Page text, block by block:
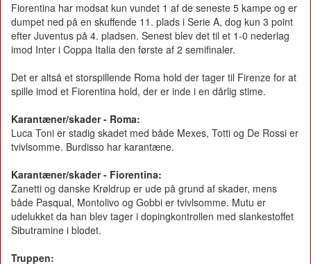
Fiorentina har modsat kun vundet 1 af de seneste 5 kampe og er
dumpet ned på en skuffende 11. plads i Serie A, dog kun 3 point
efter Juventus på 4. pladsen. Senest blev det til et 1-0 nederlag
imod Inter i Coppa Italia den første af 2 semifinaler.
Det er altså et storspillende Roma hold der tager til Firenze for at
spille imod et Fiorentina hold, der er inde i en dårlig stime.
Karantæner/skader - Roma:
Luca Toni er stadig skadet med både Mexes, Totti og De Rossi er
tvivlsomme. Burdisso har karantæne.
Karantæner/skader - Fiorentina:
Zanetti og danske Krøldrup er ude på grund af skader, mens
både Pasqual, Montolivo og Gobbi er tvivlsomme. Mutu er
udelukket da han blev tager i dopingkontrollen med slankestoffet
Sibutramine i blodet.
Truppen: